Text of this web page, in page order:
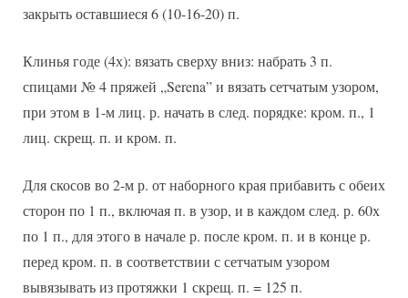
закрыть оставшиеся 6 (10-16-20) п.
Клинья годе (4х): вязать сверху вниз: набрать 3 п.
спицами № 4 пряжей „Serena” и вязать сетчатым узором,
при этом в 1-м лиц. р. начать в след. порядке: кром. п., 1
лиц. скрещ. п. и кром. п.
Для скосов во 2-м р. от наборного края прибавить с обеих
сторон по 1 п., включая п. в узор, и в каждом след. р. 60х
по 1 п., для этого в начале р. после кром. п. и в конце р.
перед кром. п. в соответствии с сетчатым узором
вывязывать из протяжки 1 скрещ. п. = 125 п.